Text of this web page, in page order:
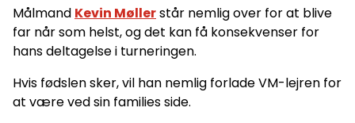
Målmand Kevin Møllerstår nemlig over for at blive
far når som helst, og det kan få konsekvenser for
hans deltagelse i turneringen.
Hvis fødslen sker, vil han nemlig forlade VM-lejren for
at være ved sin families side.